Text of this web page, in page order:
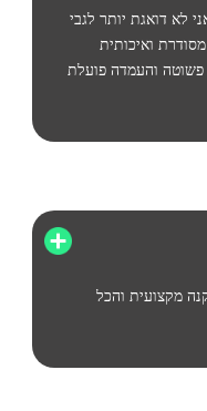
לא דואגת יותר לגבי
ואיכותית
פשוטה והעמדה פועלת
מקצועית והכל